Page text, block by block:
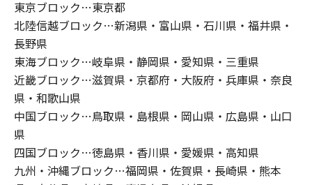
東京ブロック…東京都
北陸信越ブロック…新潟県・富⼭県・⽯川県・福井県・
⻑野県
東海ブロック…岐⾩県・静岡県・愛知県・三重県
近畿ブロック…滋賀県・京都府・⼤阪府・兵庫県・奈良
県・和歌⼭県
中国ブロック…⿃取県・島根県・岡⼭県・広島県・⼭⼝
県
四国ブロック…徳島県・⾹川県・愛媛県・⾼知県
九州・沖縄ブロック…福岡県・佐賀県・⻑崎県・熊本